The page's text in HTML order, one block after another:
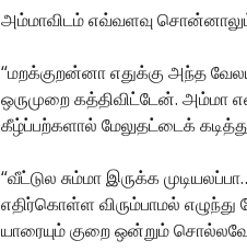
அம்மாவிடம் எவ்வளவு
“மறக்குறன்னா எதுக்கு அந்த
ஒருமுறை கத்திவிட்டேன்.
கீழ்ப்பற்களால் மேலுதட்டைக்
“வீட்டுல சும்மா இருக்க
எதிர்கொள்ள விரும்பாமல்
யாரையும் குறை ஒன்றும்